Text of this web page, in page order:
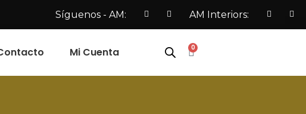
Síguenos - AM: AM Interiors:
Mi Cuenta 0